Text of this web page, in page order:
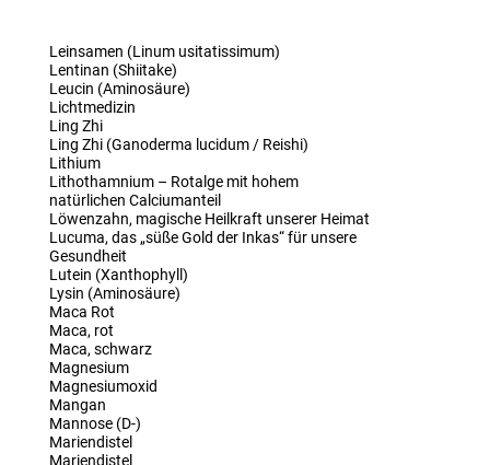
Leinsamen (Linum usitatissimum)
Lentinan (Shiitake)
Leucin (Aminosäure)
Lichtmedizin
Ling Zhi
Ling Zhi (Ganoderma lucidum / Reishi)
Lithium
Lithothamnium – Rotalge mit hohem
natürlichen Calciumanteil
Löwenzahn, magische Heilkraft unserer Heimat
Lucuma, das „süße Gold der Inkas“ für unsere
Gesundheit
Lutein (Xanthophyll)
Lysin (Aminosäure)
Maca Rot
Maca, rot
Maca, schwarz
Magnesium
Magnesiumoxid
Mangan
Mannose (D-)
Mariendistel
Mariendistel